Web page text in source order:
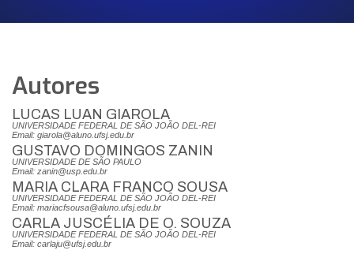
Autores
LUCAS LUAN GIAROLA
UNIVERSIDADE FEDERAL DE SÃO JOÃO DEL-REI
Email: giarola@aluno.ufsj.edu.br
GUSTAVO DOMINGOS ZANIN
UNIVERSIDADE DE SÃO PAULO
Email: zanin@usp.edu.br
MARIA CLARA FRANCO SOUSA
UNIVERSIDADE FEDERAL DE SÃO JOÃO DEL-REI
Email: mariacfsousa@aluno.ufsj.edu.br
CARLA JUSCÉLIA DE O. SOUZA
UNIVERSIDADE FEDERAL DE SÃO JOÃO DEL-REI
Email: carlaju@ufsj.edu.br